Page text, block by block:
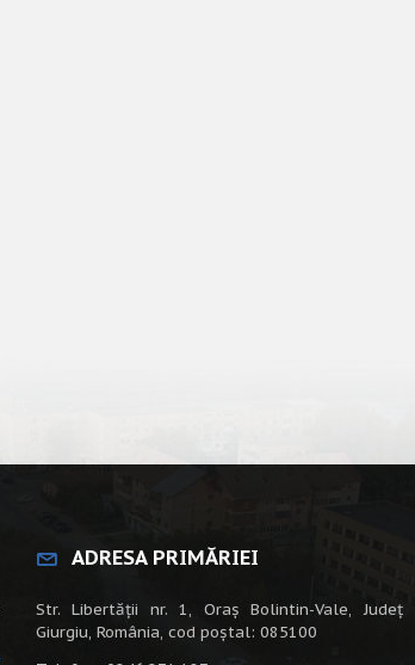
ADRESA PRIMĂRIEI
Str. Libertății nr. 1, Oraș Bolintin-Vale, Județ
Giurgiu, România, cod poștal: 085100